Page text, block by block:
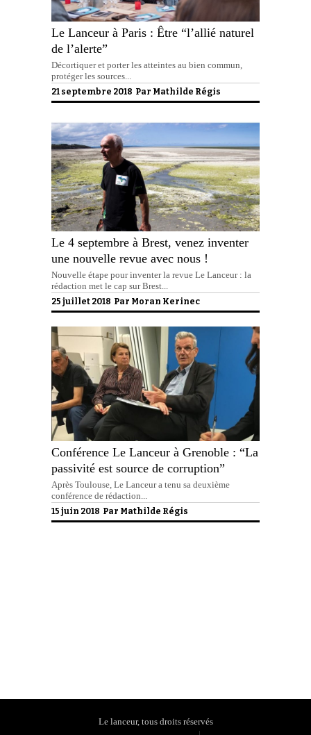
Le Lanceur à Paris : Être “l’allié naturel
de l’alerte”
Décortiquer et porter les atteintes au bien commun,
protéger les sources...
21 septembre 2018 Par Mathilde Régis
Le 4 septembre à Brest, venez inventer
une nouvelle revue avec nous !
Nouvelle étape pour inventer la revue Le Lanceur : la
rédaction met le cap sur Brest...
25 juillet 2018 Par Moran Kerinec
Conférence Le Lanceur à Grenoble : “La
passivité est source de corruption”
Après Toulouse, Le Lanceur a tenu sa deuxième
conférence de rédaction...
15 juin 2018 Par Mathilde Régis
Le lanceur, tous droits réservés